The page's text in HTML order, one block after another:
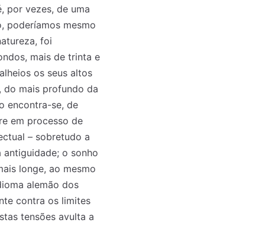
por vezes, de uma
poderíamos mesmo
foi
mais de trinta e
os seus altos
do mais profundo da
encontra-se, de
em processo de
– sobretudo a
antiguidade; o sonho
longe, ao mesmo
alemão dos
contra os limites
tensões avulta a